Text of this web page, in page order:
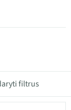
filtrus